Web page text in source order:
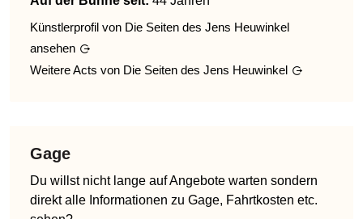
Künstlerprofil von Die Seiten des Jens Heuwinkel
ansehen
Weitere Acts von Die Seiten des Jens Heuwinkel
Gage
Du willst nicht lange auf Angebote warten sondern
direkt alle Informationen zu Gage, Fahrtkosten etc.